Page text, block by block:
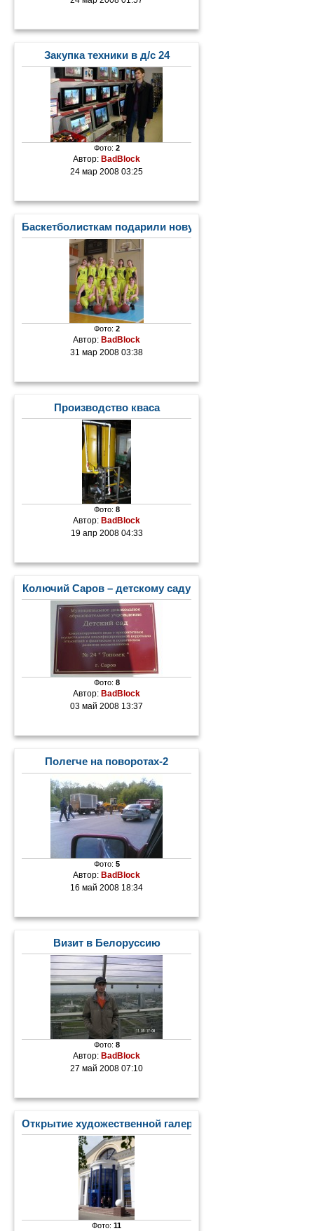
Закупка техники в д/с 24
Фото: 2
Автор:BadBlock
24 мар 2008 03:25
Баскетболисткам подарили новую форму
Фото: 2
Автор: BadBlock
31 мар 2008 03:38
Производство кваса
Фото: 8
Автор: BadBlock
19 апр 2008 04:33
Колючий Саров – детскому саду
Фото: 8
Автор: BadBlock
03 май 2008 13:37
Полегче на поворотах-2
Фото: 5
Автор:BadBlock
16 май 2008 18:34
Визит в Белоруссию
Фото: 8
Автор:BadBlock
27 май 2008 07:10
Открытие художественной галереи
Фото:11